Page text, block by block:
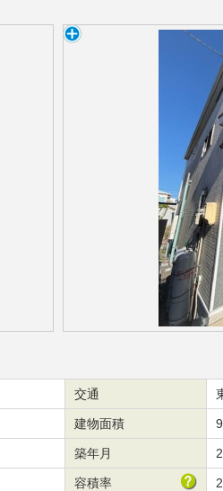
交通
建物面積
築年月
容積率